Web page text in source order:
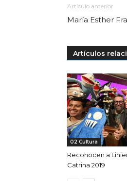
Artículo anterior
María Esther
Artículos
02 Cultura
Reconocen a
Catrina 2019